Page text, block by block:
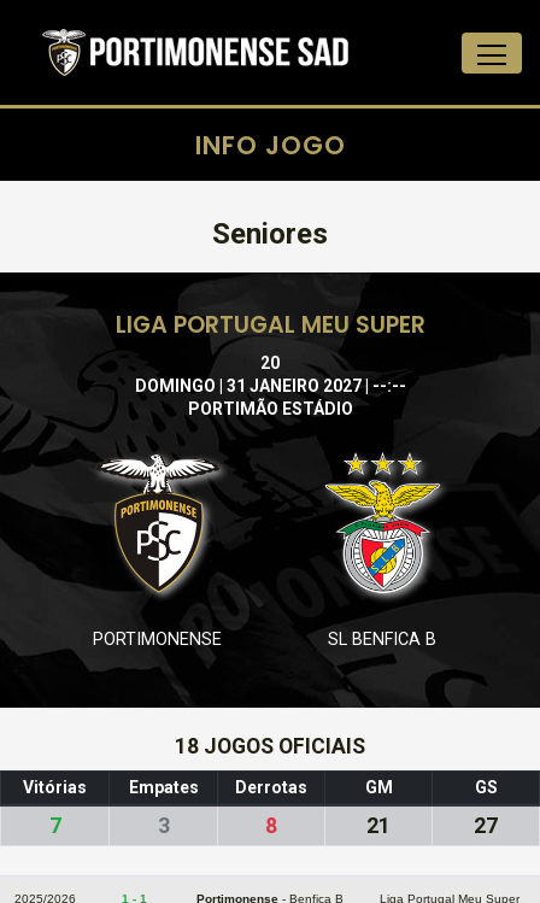
INFO JOGO
Seniores
LIGA PORTUGAL MEU SUPER
20
DOMINGO | 31 JANEIRO 2027 | --:--
PORTIMÃO ESTÁDIO
PORTIMONENSE SL BENFICA B
18 JOGOS OFICIAIS
Vitórias Empates Derrotas GM GS
7 3 8 21 27
2025/2026 1 - 1 Portimonense- Benfica B Liga Portugal Meu Super